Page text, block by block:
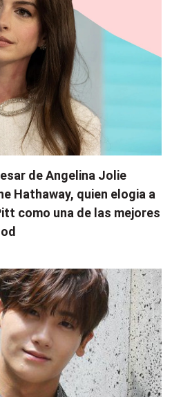
de Angelina Jolie
Hathaway, quien elogia a
como una de las mejores